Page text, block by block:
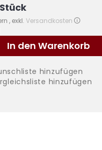
, exkl. Versandkosten
In den Warenkorb
hinzufügen
hinzufügen